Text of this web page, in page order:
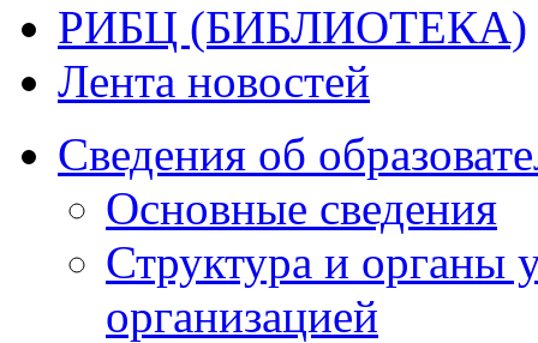
РИБЦ (БИБЛИОТЕКА)
Лента новостей
Сведения об
Основные сведения
Структура и органы
организацией